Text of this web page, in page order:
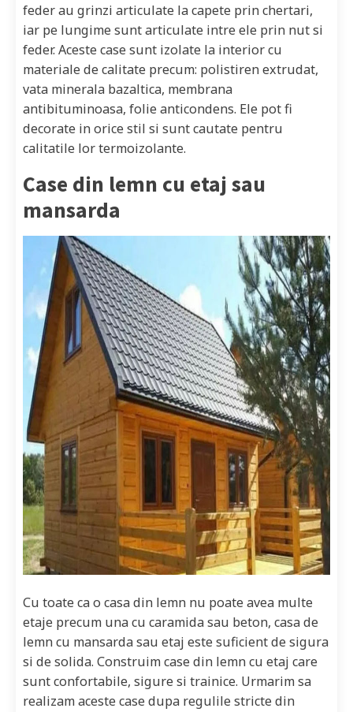
feder au grinzi articulate la capete prin chertari,
iar pe lungime sunt articulate intre ele prin nut si
feder. Aceste case sunt izolate la interior cu
materiale de calitate precum: polistiren extrudat,
vata minerala bazaltica, membrana
antibituminoasa, folie anticondens. Ele pot fi
decorate in orice stil si sunt cautate pentru
calitatile lor termoizolante.
Case din lemn cu etaj sau
mansarda
Cu toate ca o casa din lemn nu poate avea multe
etaje precum una cu caramida sau beton, casa de
lemn cu mansarda sau etaj este suficient de sigura
si de solida. Construim case din lemn cu etaj care
sunt confortabile, sigure si trainice. Urmarim sa
realizam aceste case dupa regulile stricte din